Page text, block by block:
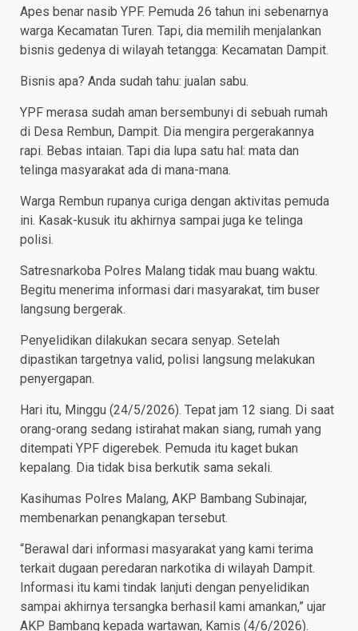
Apes benar nasib YPF. Pemuda 26 tahun ini sebenarnya
warga Kecamatan Turen. Tapi, dia memilih menjalankan
bisnis gedenya di wilayah tetangga: Kecamatan Dampit.
Bisnis apa? Anda sudah tahu: jualan sabu.
YPF merasa sudah aman bersembunyi di sebuah rumah
di Desa Rembun, Dampit. Dia mengira pergerakannya
rapi. Bebas intaian. Tapi dia lupa satu hal: mata dan
telinga masyarakat ada di mana-mana.
Warga Rembun rupanya curiga dengan aktivitas pemuda
ini. Kasak-kusuk itu akhirnya sampai juga ke telinga
polisi.
Satresnarkoba Polres Malang tidak mau buang waktu.
Begitu menerima informasi dari masyarakat, tim buser
langsung bergerak.
Penyelidikan dilakukan secara senyap. Setelah
dipastikan targetnya valid, polisi langsung melakukan
penyergapan.
Hari itu, Minggu (24/5/2026). Tepat jam 12 siang. Di saat
orang-orang sedang istirahat makan siang, rumah yang
ditempati YPF digerebek. Pemuda itu kaget bukan
kepalang. Dia tidak bisa berkutik sama sekali.
Kasihumas Polres Malang, AKP Bambang Subinajar,
membenarkan penangkapan tersebut.
“Berawal dari informasi masyarakat yang kami terima
terkait dugaan peredaran narkotika di wilayah Dampit.
Informasi itu kami tindak lanjuti dengan penyelidikan
sampai akhirnya tersangka berhasil kami amankan,” ujar
AKP Bambang kepada wartawan, Kamis (4/6/2026).